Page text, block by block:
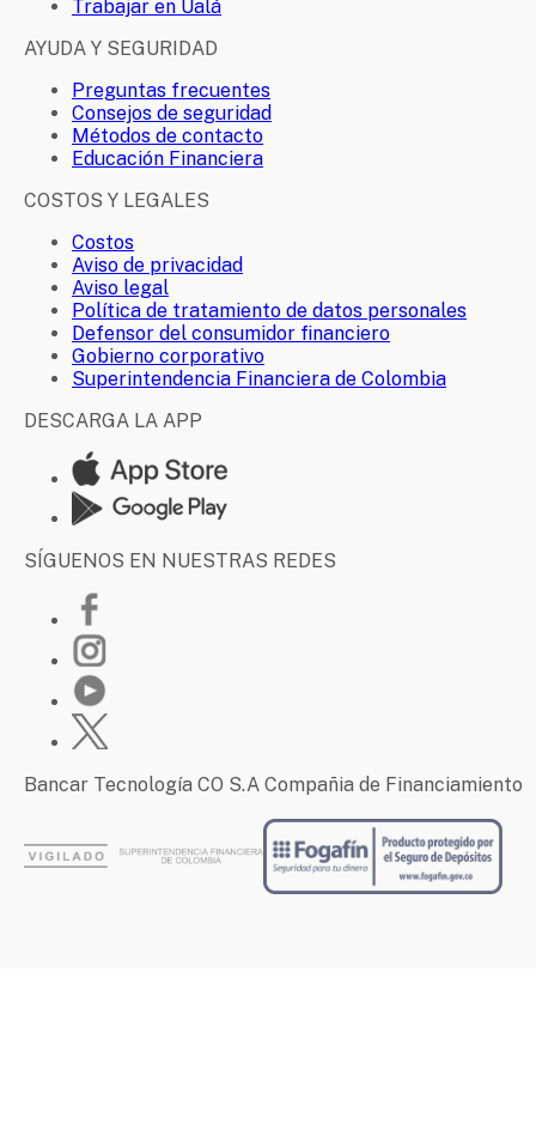
Trabajar en Ualá
AYUDA Y SEGURIDAD
Preguntas frecuentes
Consejos de seguridad
Métodos de contacto
Educación Financiera
COSTOS Y LEGALES
Costos
Aviso de privacidad
Aviso legal
Política de tratamiento de datos personales
Defensor del consumidor financiero
Gobierno corporativo
Superintendencia Financiera de Colombia
DESCARGA LA APP
SÍGUENOS EN NUESTRAS REDES
Bancar Tecnología CO S.A Compañia de Financiamiento